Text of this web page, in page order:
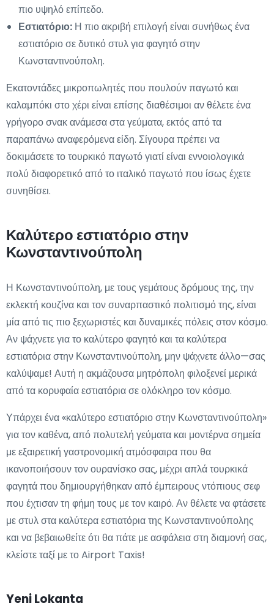
πιο υψηλό επίπεδο.
Εστιατόριο: Η πιο ακριβή επιλογή είναι συνήθως ένα
εστιατόριο σε δυτικό στυλ για φαγητό στην
Κωνσταντινούπολη.
Εκατοντάδες μικροπωλητές που πουλούν παγωτό και
καλαμπόκι στο χέρι είναι επίσης διαθέσιμοι αν θέλετε ένα
γρήγορο σνακ ανάμεσα στα γεύματα, εκτός από τα
παραπάνω αναφερόμενα είδη. Σίγουρα πρέπει να
δοκιμάσετε το τουρκικό παγωτό γιατί είναι εννοιολογικά
πολύ διαφορετικό από το ιταλικό παγωτό που ίσως έχετε
συνηθίσει.
Καλύτερο εστιατόριο στην
Κωνσταντινούπολη
Η Κωνσταντινούπολη, με τους γεμάτους δρόμους της, την
εκλεκτή κουζίνα και τον συναρπαστικό πολιτισμό της, είναι
μία από τις πιο ξεχωριστές και δυναμικές πόλεις στον κόσμο.
Αν ψάχνετε για το καλύτερο φαγητό και τα καλύτερα
εστιατόρια στην Κωνσταντινούπολη, μην ψάχνετε άλλο—σας
καλύψαμε! Αυτή η ακμάζουσα μητρόπολη φιλοξενεί μερικά
από τα κορυφαία εστιατόρια σε ολόκληρο τον κόσμο.
Υπάρχει ένα «καλύτερο εστιατόριο στην Κωνσταντινούπολη»
για τον καθένα, από πολυτελή γεύματα και μοντέρνα σημεία
με εξαιρετική γαστρονομική ατμόσφαιρα που θα
ικανοποιήσουν τον ουρανίσκο σας, μέχρι απλά τουρκικά
φαγητά που δημιουργήθηκαν από έμπειρους ντόπιους σεφ
που έχτισαν τη φήμη τους με τον καιρό. Αν θέλετε να φτάσετε
με στυλ στα καλύτερα εστιατόρια της Κωνσταντινούπολης
και να βεβαιωθείτε ότι θα πάτε με ασφάλεια στη διαμονή σας,
κλείστε ταξί με το Airport Taxis!
Yeni Lokanta